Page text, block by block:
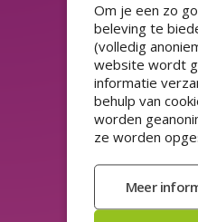
ASSORTIMENT
Adresstickers
HACCP stickers
Herbruikbare stickers
Horeca stickers
Koopzegels
Naamstickers drukken
Niet verwijderbare stickers
Om je een zo
beleving te
(volledig
website wordt
informatie
behulp van
worden
ze worden